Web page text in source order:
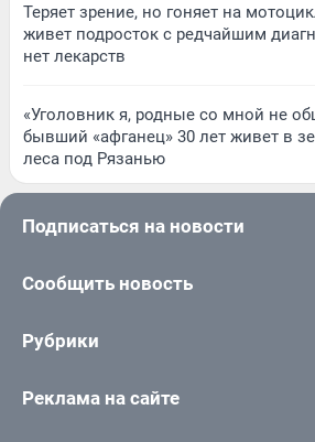
Теряет зрение, но гоняет на
живет подросток с редчайшим
нет лекарств
«Уголовник я, родные со мной не
бывший «афганец» 30 лет живет в
леса под Рязанью
Подписаться на новости
Сообщить новость
Рубрики
Реклама на сайте